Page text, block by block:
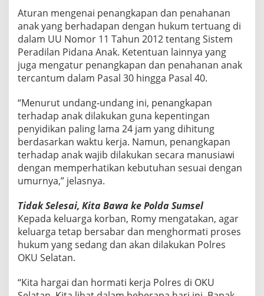
Aturan mengenai penangkapan dan penahanan
anak yang berhadapan dengan hukum tertuang di
dalam UU Nomor 11 Tahun 2012 tentang Sistem
Peradilan Pidana Anak. Ketentuan lainnya yang
juga mengatur penangkapan dan penahanan anak
tercantum dalam Pasal 30 hingga Pasal 40.
“Menurut undang-undang ini, penangkapan
terhadap anak dilakukan guna kepentingan
penyidikan paling lama 24 jam yang dihitung
berdasarkan waktu kerja. Namun, penangkapan
terhadap anak wajib dilakukan secara manusiawi
dengan memperhatikan kebutuhan sesuai dengan
umurnya,” jelasnya.
Tidak Selesai, Kita Bawa ke Polda Sumsel
Kepada keluarga korban, Romy mengatakan, agar
keluarga tetap bersabar dan menghormati proses
hukum yang sedang dan akan dilakukan Polres
OKU Selatan.
“Kita hargai dan hormati kerja Polres di OKU